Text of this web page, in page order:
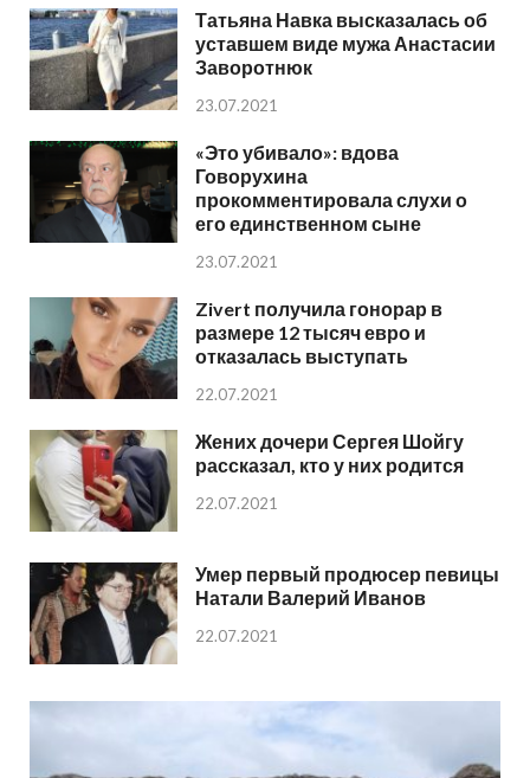
Татьяна Навка высказалась об
уставшем виде мужа Анастасии
Заворотнюк
23.07.2021
«Это убивало»: вдова
Говорухина
прокомментировала слухи о
его единственном сыне
23.07.2021
Zivert получила гонорар в
размере 12 тысяч евро и
отказалась выступать
22.07.2021
Жених дочери Сергея Шойгу
рассказал, кто у них родится
22.07.2021
Умер первый продюсер певицы
Натали Валерий Иванов
22.07.2021